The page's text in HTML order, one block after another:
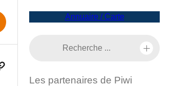
Annuaire / Carte
Les partenaires de Piwi